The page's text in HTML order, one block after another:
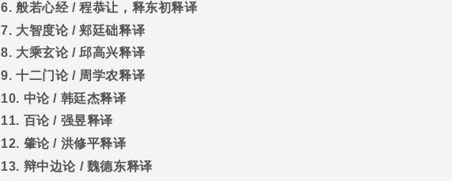
6. 般若心经/程恭让，释东初释译
7. 大智度论/郏廷础释译
8. 大乘玄论/邱高兴释译
9. 十二门论/ 周学农释译
10. 中论/ 韩廷杰释译
11. 百论/ 强昱释译
12. 肇论/ 洪修平释译
13. 辩中边论 / 魏德东释译